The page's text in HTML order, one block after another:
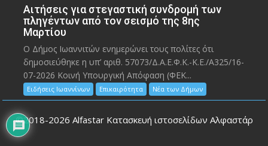
Αιτήσεις για στεγαστική συνδρομή των
πληγέντων από τον σεισμό της 8ης
Μαρτίου
Ο Δήμος Ιωαννιτών ενημερώνει τους πολίτες ότι
δημοσιεύθηκε η υπ’ αριθ. 57073/Δ.Α.Ε.Φ.Κ.-Κ.Ε./Α325/16-
07-2026 Κοινή Υπουργική Απόφαση (ΦΕΚ...
Ειδήσεις Ιωαννίνων Επικαιρότητα Νέα των Δήμων
©2018-2026 Alfastar Κατασκευή ιστοσελίδων Αλφαστάρ